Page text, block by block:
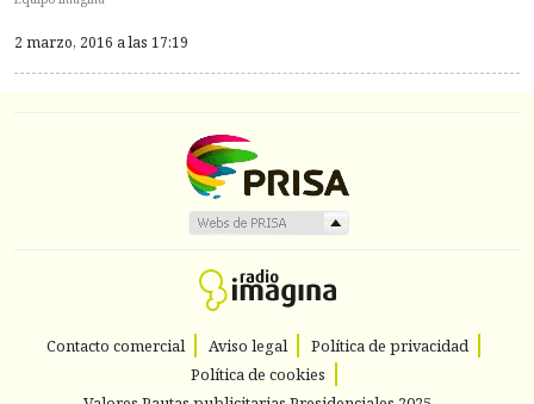
2 marzo, 2016 a las 17:19
Contacto comercial Aviso legal
Política de privacidad
Política de cookies